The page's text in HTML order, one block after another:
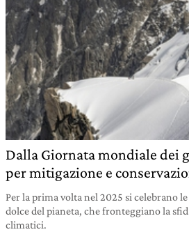
Dalla Giornata mondiale dei
per mitigazione e
Per la prima volta nel 2025 si celebrano
dolce del pianeta, che fronteggiano la
climatici.